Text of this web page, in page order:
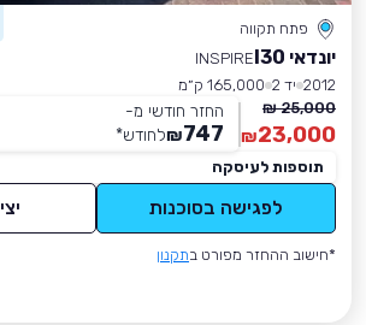
פתח תקווה
יונדאי I30
INSPIRE
2012 יד 2
165,000 ק״מ
25,000 ₪
23,000
₪
החזר חודשי מ-
747
₪לחודש*
תוספות לעיסקה
לפגישה בסוכנות
*חישוב ההחזר מפורט בתקנון